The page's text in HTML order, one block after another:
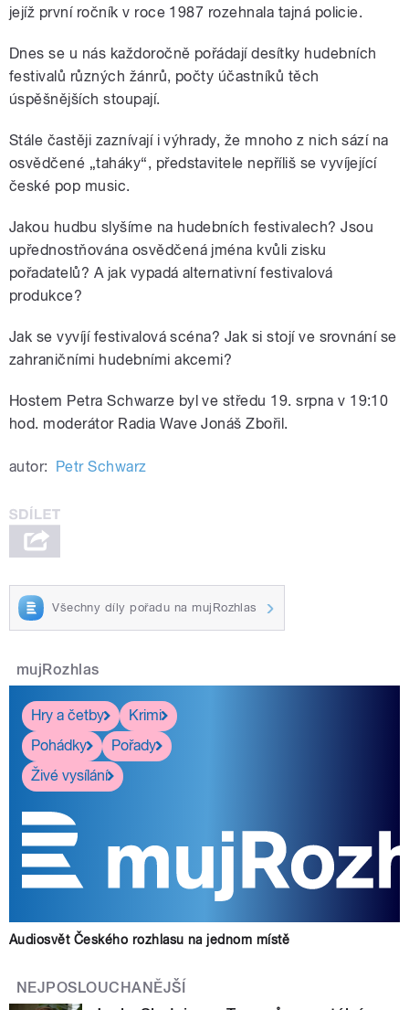
jejíž první ročník v roce 1987 rozehnala tajná policie.
Dnes se u nás každoročně pořádají desítky hudebních
festivalů různých žánrů, počty účastníků těch
úspěšnějších stoupají.
Stále častěji zaznívají i výhrady, že mnoho z nich sází na
osvědčené „taháky“, představitele nepříliš se vyvíjející
české pop music.
Jakou hudbu slyšíme na hudebních festivalech? Jsou
upřednostňována osvědčená jména kvůli zisku
pořadatelů? A jak vypadá alternativní festivalová
produkce?
Jak se vyvíjí festivalová scéna? Jak si stojí ve srovnání se
zahraničními hudebními akcemi?
Hostem Petra Schwarze byl ve středu 19. srpna v 19:10
hod. moderátor Radia Wave Jonáš Zbořil.
autor: Petr Schwarz
Všechny díly pořadu na mujRozhlas
mujRozhlas
Hry a četby
Krimi
Pohádky
Pořady
Živé vysílání
Audiosvět Českého rozhlasu na jednom místě
NEJPOSLOUCHANĚJŠÍ